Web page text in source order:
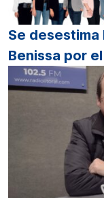
Se desestima
Benissa por